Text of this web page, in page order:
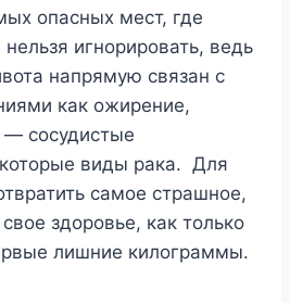
опасных мест, где
игнорировать, ведь
напрямую связан с
как ожирение,
— сосудистые
виды рака. Для
самое страшное,
здоровье, как только
лишние килограммы.